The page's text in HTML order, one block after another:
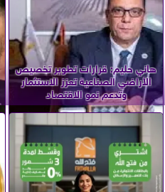
هاني حليم: قرارات تطوير تخصيص
الأراضي الصناعية تعزز الاستثمار
وتدعم نمو الاقتصاد